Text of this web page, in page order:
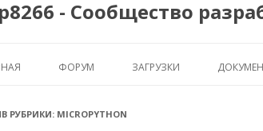
- Сообщество
ФОРУМ ЗАГРУЗКИ
РУБРИКИ: MICROPYTHON